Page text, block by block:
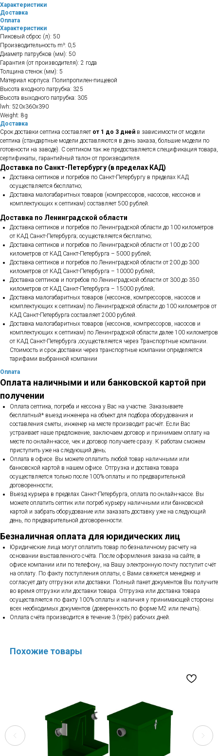
Характеристики
Доставка
Оплата
Характеристики
Пиковый сброс (л): 50
Производительность m³: 0,5
Диаметр патрубков (мм): 50
Гарантия (от производителя): 2 года
Толщина стенок (мм): 5
Материал корпуса: Полипропилен-пищевой
Высота входного патрубка: 325
Высота выходного патрубка: 305
lwh: 520x360x390
Weight: 8g
Доставка
Срок доставки септика составляет от 1 до 3 дней в зависимости от модели
септика (стандартные модели доставляются в день заказа, большие модели по
готовности на заводе). С септиком так же предоставляется спецификация товара,
сертификаты, гарантийный талон от производителя.
Доставка по Санкт-Петербургу (в пределах КАД)
Доставка септиков и погребов по Санкт-Петербургу в пределах КАД
осуществляется бесплатно;
Доставка малогабаритных товаров (компрессоров, насосов, кессонов и
комплектующих к септикам) составляет 500 рублей.
Доставка по Ленинградской области
Доставка септиков и погребов по Ленинградской области до 100 километров
от КАД Санкт-Петербурга; осуществляется бесплатно;
Доставка септиков и погребов по Ленинградской области от 100 до 200
километров от КАД Санкт-Петербурга – 5000 рублей;
Доставка септиков и погребов по Ленинградской области от 200 до 300
километров от КАД Санкт-Петербурга – 10000 рублей;
Доставка септиков и погребов по Ленинградской области от 300 до 350
километров от КАД Санкт-Петербурга – 15000 рублей;
Доставка малогабаритных товаров (кессонов, компрессоров, насосов и
комплектующих к септикам) по Ленинградской области до 100 километров от
КАД Санкт-Петербурга составляет 2000 рублей.
Доставка малогабаритных товаров (кессонов, компрессоров, насосов и
комплектующих к септикам) по Ленинградской области далее 100 километров
от КАД Санкт-Петербурга ;осуществляется через Транспортные компании.
Стоимость и срок доставки через транспортные компании определяется
тарифами выбранной компании
Оплата
Оплата наличными и или банковской картой при
получении
Оплата септика, погреба и кессона у Вас на участке. Заказываете
бесплатный* выезд инженера на объект для подбора оборудования и
составления сметы, инженер на месте производит расчёт. Если Вас
устраивает наше предложение, заключаем договор и принимаем оплату на
месте по онлайн-кассе, чек и договор получаете сразу. К работам сможем
приступить уже на следующий день;
Оплата в офисе. Вы можете оплатить любой товар наличными или
банковской картой в нашем офисе. Отгрузка и доставка товара
осуществляется только после 100% оплаты и по предварительной
договоренности;
Выезд курьера в пределах Санкт-Петербурга, оплата по онлайн-кассе. Вы
можете оплатить септик или погреб курьеру наличными или банковской
картой и забрать оборудование или заказать доставку уже на следующий
день, по предварительной договоренности.
Безналичная оплата для юридических лиц
Юридические лица могут оплатить товар по безналичному расчету на
основании выставленного счёта. После оформления заказа на сайте, в
офисе компании или по телефону, на Вашу электронную почту поступит счёт
на оплату. По факту поступления оплаты, с Вами свяжется менеджер и
согласует дату отгрузки или доставки. Полный пакет документов Вы получите
во время отгрузки или доставки товара. Отгрузка или доставка товара
осуществляется по факту 100% оплаты и наличия у принимающей стороны
всех необходимых документов (доверенность по форме М2 или печать).
Оплата счёта производится в течение 3 (трёх) рабочих дней.
Похожие товары